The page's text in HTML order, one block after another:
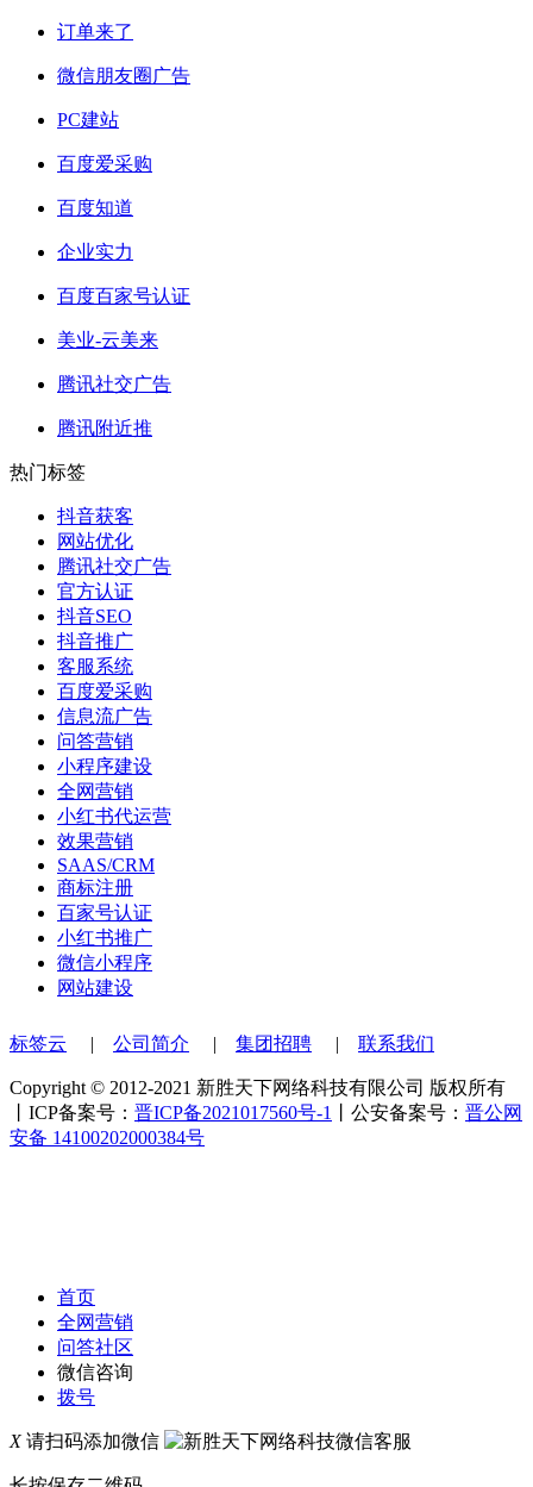
订单来了
微信朋友圈广告
PC建站
百度爱采购
百度知道
企业实力
百度百家号认证
美业-云美来
腾讯社交广告
腾讯附近推
热门标签
抖音获客
网站优化
腾讯社交广告
官方认证
抖音SEO
抖音推广
客服系统
百度爱采购
信息流广告
问答营销
小程序建设
全网营销
小红书代运营
效果营销
SAAS/CRM
商标注册
百家号认证
小红书推广
微信小程序
网站建设
标签云 公司简介 集团招聘 联系我们
Copyright © 2012-2021 新胜天下网络科技有限公司 版权所有
丨ICP备案号： 晋ICP备2021017560号-1 丨公安备案号： 晋公网
安备 14100202000384号
首页
全网营销
问答社区
微信咨询
拨号
X请扫码添加微信